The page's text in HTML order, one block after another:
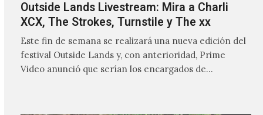
Outside Lands Livestream: Mira a Charli
XCX, The Strokes, Turnstile y The xx
Este fin de semana se realizará una nueva edición del
festival Outside Lands y, con anterioridad, Prime
Video anunció que serían los encargados de